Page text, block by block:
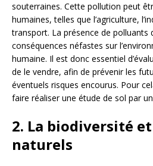
souterraines. Cette pollution peut
humaines, telles que l’agriculture,
transport. La présence de polluants
conséquences néfastes sur
humaine. Il est donc essentiel
de le vendre, afin de prévenir les
éventuels risques encourus. Pour
faire réaliser une étude de sol par
2. La biodiversité et
naturels